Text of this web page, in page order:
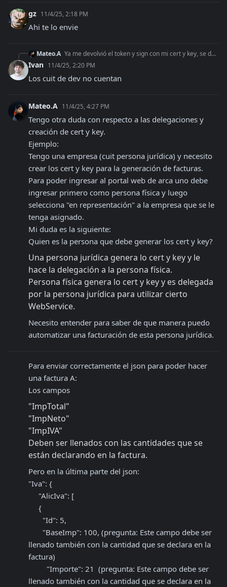
gz 11/4/25, 2:18 PM
Ahi te lo envie
Mateo.A Ya me devolvió el token y sign con mi cert y key, se debe haber resuelto. Pero ahora es obligatorio enviar el access token aún en dev. osea que las de test ah
Ivan 11/4/25, 2:20 PM
Los cuit de dev no cuentan
Mateo.A 11/4/25, 4:27 PM
Tengo otra duda con respecto a las delegaciones y
creación de cert y key.
Ejemplo:
Tengo una empresa (cuit persona jurídica) y necesito
crear los cert y key para la generación de facturas.
Para poder ingresar al portal web de arca uno debe
ingresar primero como persona física y luego
selecciona "en representación" a la empresa que se le
tenga asignado.
Mi duda es la siguiente:
Quien es la persona que debe generar los cert y key?
Una persona jurídica genera lo cert y key y le
hace la delegación a la persona física.
Persona física genera lo cert y key y es delegada
por la persona jurídica para utilizar cierto
WebService.
Necesito entender para saber de que manera puedo
automatizar una facturación de esta persona jurídica.
Para enviar correctamente el json para poder hacer
una factura A:
Los campos
"ImpTotal"
"ImpNeto"
"ImpIVA"
Deben ser llenados con las cantidades que se
están declarando en la factura.
Pero en la última parte del json:
"Iva": {
llenado también con la cantidad que se declara en la
factura)
llenado también con la cantidad que se declara en la